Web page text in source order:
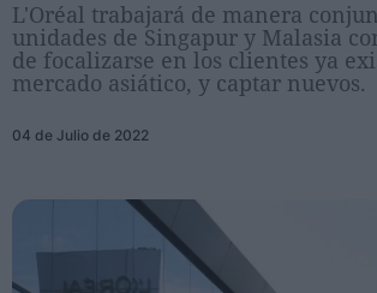
Nombramientos
Entrevistas a directivos
Tendencias
L'Oréal trabajará de manera
unidades de Singapur y Malasia
de focalizarse en los clientes ya
mercado asiático, y captar nuevos.
04 de Julio de 2022